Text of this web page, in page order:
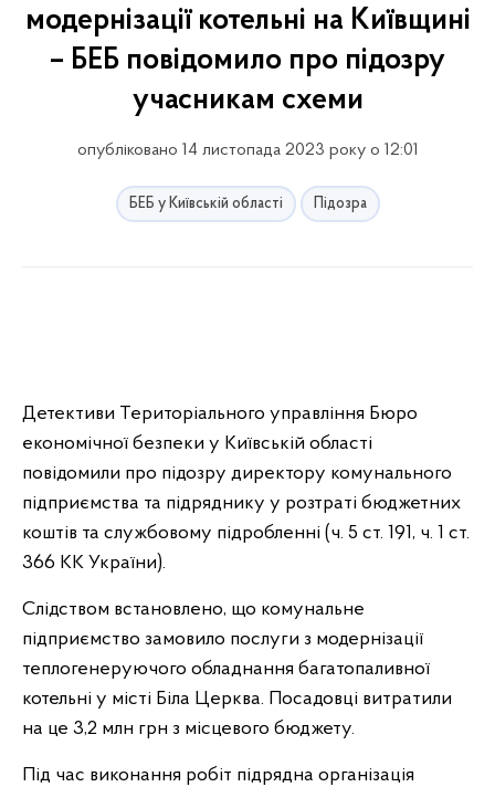
модернізації котельні на Київщині
– БЕБ повідомило про підозру
учасникам схеми
опубліковано 14 листопада 2023 року о 12:01
БЕБ у Київській області Підозра
Детективи Територіального управління Бюро
економічної безпеки у Київській області
повідомили про підозру директору комунального
підприємства та підряднику у розтраті бюджетних
коштів та службовому підробленні (ч. 5 ст. 191, ч. 1 ст.
366 КК України).
Слідством встановлено, що комунальне
підприємство замовило послуги з модернізації
теплогенеруючого обладнання багатопаливної
котельні у місті Біла Церква. Посадовці витратили
на це 3,2 млн грн з місцевого бюджету.
Під час виконання робіт підрядна організація